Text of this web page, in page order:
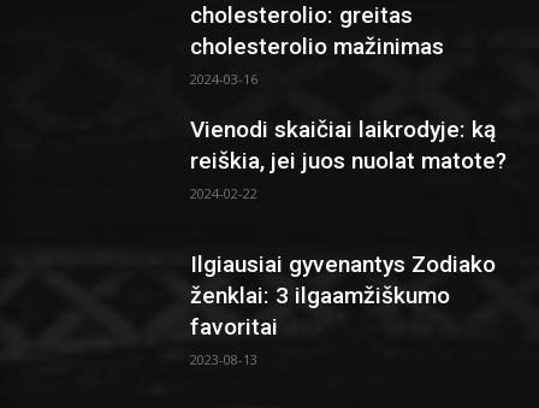
cholesterolio: greitas
cholesterolio mažinimas
2024-03-16
Vienodi skaičiai laikrodyje: ką
reiškia, jei juos nuolat matote?
2024-02-22
Ilgiausiai gyvenantys Zodiako
ženklai: 3 ilgaamžiškumo
favoritai
2023-08-13